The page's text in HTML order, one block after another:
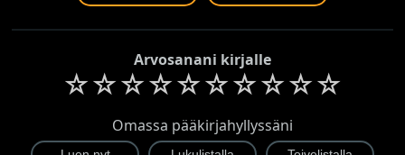
Arvosanani kirjalle
☆☆☆☆☆☆☆☆☆☆
Omassa pääkirjahyllyssäni